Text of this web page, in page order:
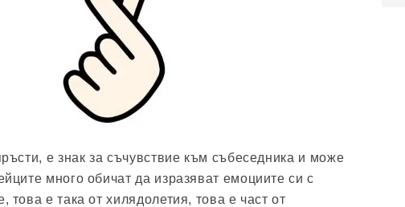
е знак за съчувствие към събеседника и може
много обичат да изразяват емоциите си с
това е така от хилядолетия, това е част от